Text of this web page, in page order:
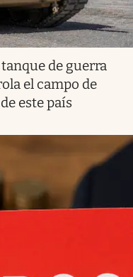
de guerra
el campo de
este país